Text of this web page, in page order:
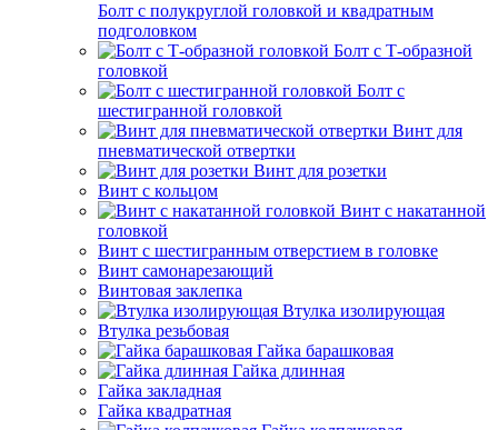
Болт с полукруглой головкой и квадратным
подголовком
Болт с Т-образной
головкой
Болт с
шестигранной головкой
Винт для
пневматической отвертки
Винт для розетки
Винт с кольцом
Винт с накатанной
головкой
Винт с шестигранным отверстием в головке
Винт самонарезающий
Винтовая заклепка
Втулка изолирующая
Втулка резьбовая
Гайка барашковая
Гайка длинная
Гайка закладная
Гайка квадратная